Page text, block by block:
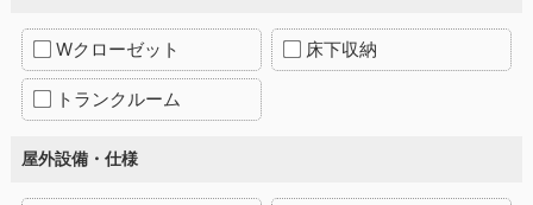
Wクローゼット 床下収納
トランクルーム
屋外設備・仕様